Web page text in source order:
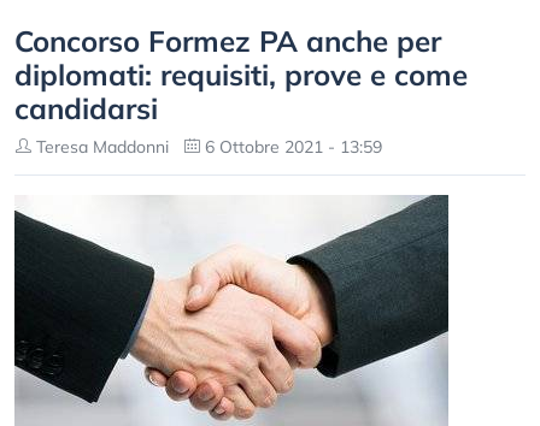
Concorso Formez PA anche per
diplomati: requisiti, prove e come
candidarsi
Teresa Maddonni 6 Ottobre 2021 - 13:59